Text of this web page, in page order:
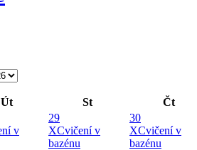
Út St
Čt
v
29
XCvičení v
bazénu
30
XCvičení v
bazénu